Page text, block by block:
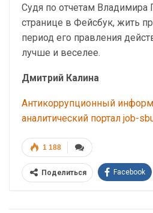
Судя по отчетам Владимира
странице в Фейсбук, жить
период его правления
лучше и веселее.
Дмитрий Калина
Антикоррупционный
аналитический портал job-
1 188
Поделиться Facebook